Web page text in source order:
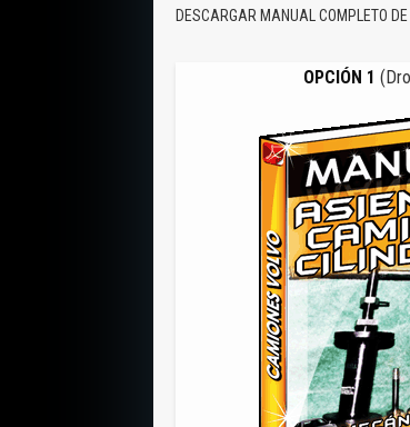
DESCARGAR MANUAL COMPLETO
OPCIÓN 1